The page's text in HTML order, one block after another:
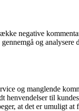
negative
og
og manglende
henvendelser til
at det er umuligt